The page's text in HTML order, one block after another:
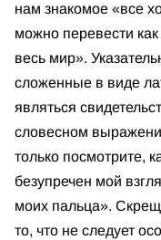
нам знакомое «все
можно перевести
весь мир».
сложенные в виде
являться
словесном
только посмотрите,
безупречен мой
моих пальца».
то, что не следует